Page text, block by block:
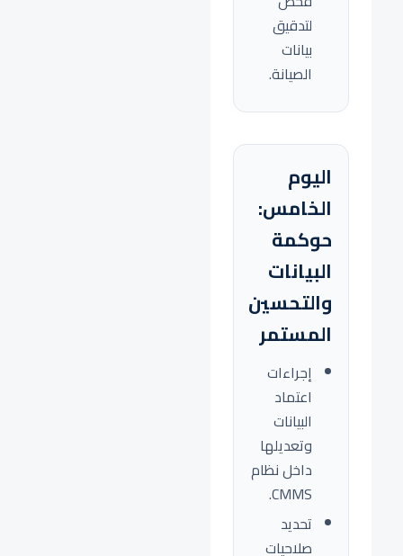
لتدقيق
بيانات
الصيانة.
اليوم
الخامس:
حوكمة
البيانات
والتحسين
المستمر
إجراءات
اعتماد
البيانات
وتعديلها
داخل نظام
CMMS.
تحديد
صلاحيات